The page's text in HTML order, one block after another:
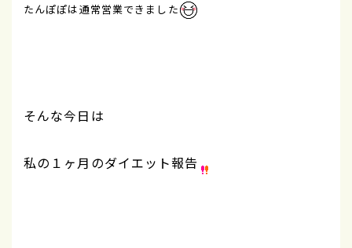
たんぽぽは通常営業できました
そんな今日は
私の１ヶ月のダイエット報告